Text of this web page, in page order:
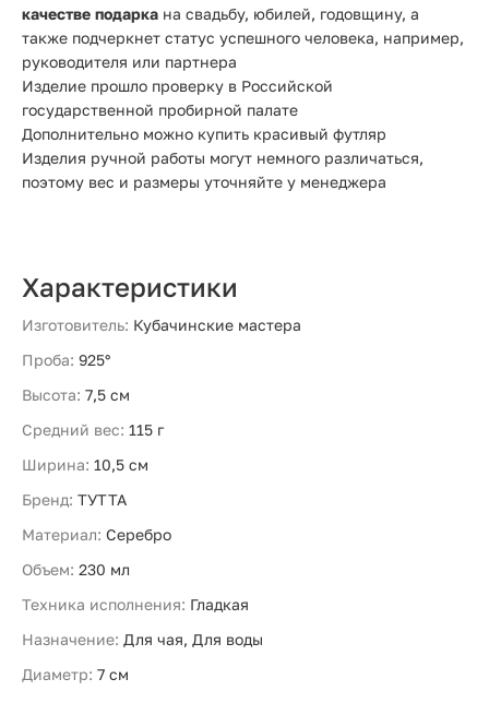
качестве подарка на свадьбу, юбилей, годовщину, а
также подчеркнет статус успешного человека, например,
руководителя или партнера
Изделие прошло проверку в Российской
государственной пробирной палате
Дополнительно можно купить красивый футляр
Изделия ручной работы могут немного различаться,
поэтому вес и размеры уточняйте у менеджера
Характеристики
Изготовитель: Кубачинские мастера
Проба: 925°
Высота: 7,5 см
Средний вес: 115 г
Ширина: 10,5 см
Бренд: ТУТТА
Материал: Серебро
Объем: 230 мл
Техника исполнения: Гладкая
Назначение: Для чая, Для воды
Диаметр: 7 см